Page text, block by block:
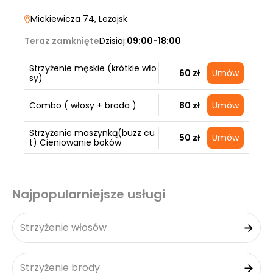
Mickiewicza 74, Leżajsk
Teraz zamknięteDzisiaj:09:00-18:00
Strzyżenie męskie (krótkie wło
sy)
60 zł Umów
Combo ( włosy + broda ) 80 zł Umów
Strzyżenie maszynką(buzz cu
t) Cieniowanie boków
50 zł Umów
Najpopularniejsze usługi
Strzyżenie włosów
Strzyżenie brody